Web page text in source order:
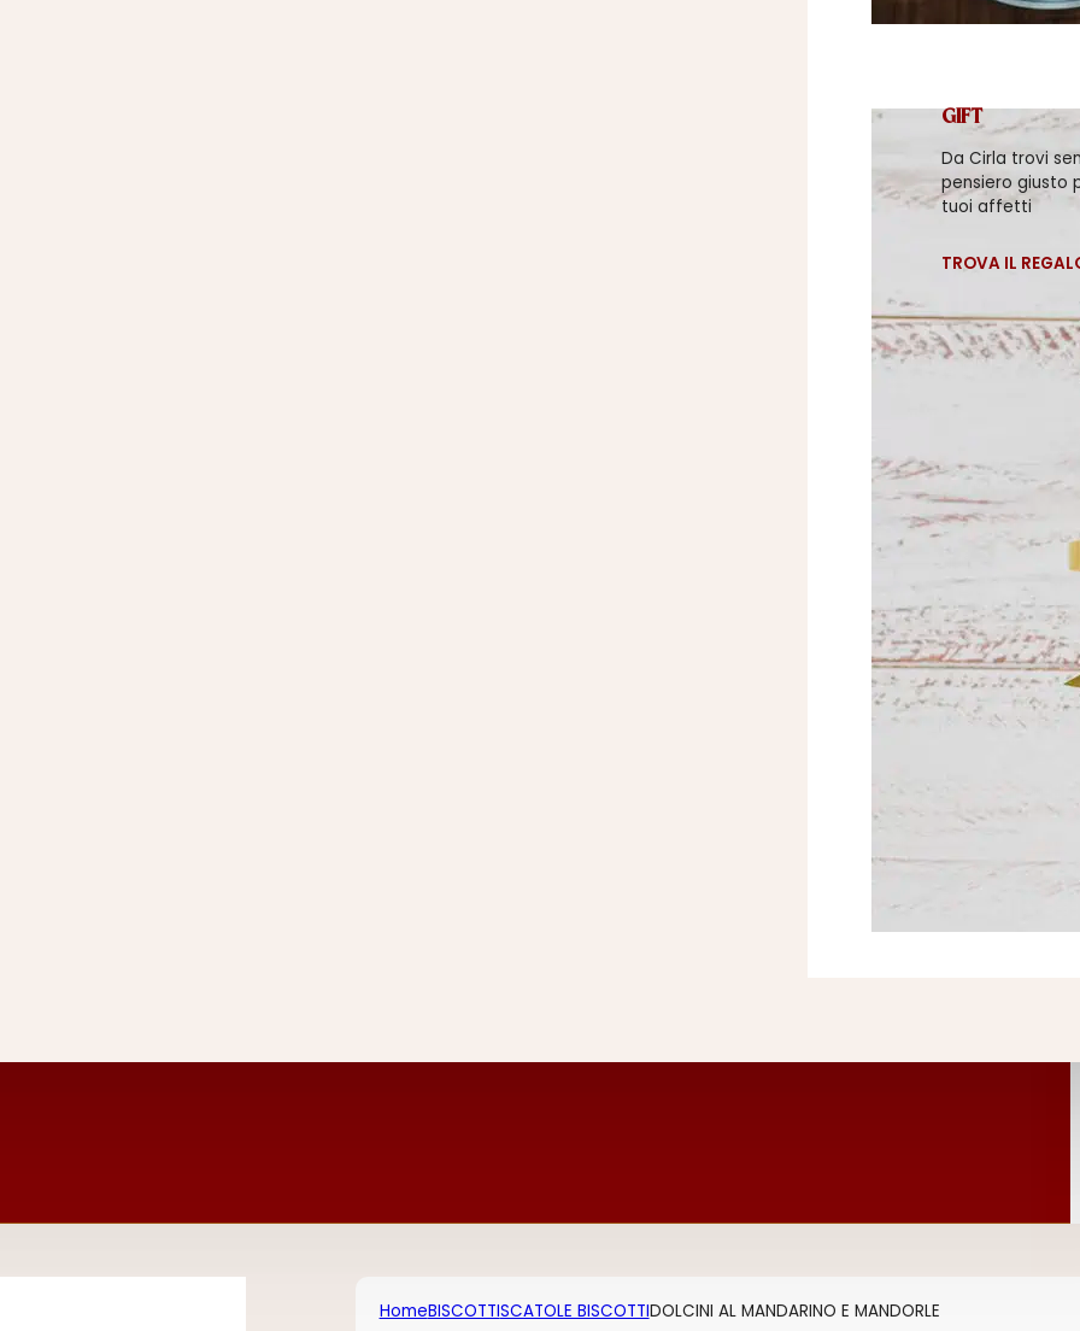
GIFT
Da Cirla trovi
pensiero giusto
tuoi affetti
TROVA IL
HomeBISCOTTISCATOLE BISCOTTIDOLCINI AL MANDARINO E MANDORLE